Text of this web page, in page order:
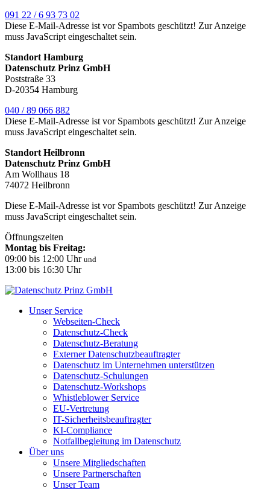
091 22 / 6 93 73 02
Diese E-Mail-Adresse ist vor Spambots geschützt! Zur Anzeige
muss JavaScript eingeschaltet sein.
Standort Hamburg
Datenschutz Prinz GmbH
Poststraße 33
D-20354 Hamburg
040 / 89 066 882
Diese E-Mail-Adresse ist vor Spambots geschützt! Zur Anzeige
muss JavaScript eingeschaltet sein.
Standort Heilbronn
Datenschutz Prinz GmbH
Am Wollhaus 18
74072 Heilbronn
Diese E-Mail-Adresse ist vor Spambots geschützt! Zur Anzeige
muss JavaScript eingeschaltet sein.
Öffnungszeiten
Montag bis Freitag:
09:00 bis 12:00 Uhr und
13:00 bis 16:30 Uhr
Unser Service
Webseiten-Check
Datenschutz-Check
Datenschutz-Beratung
Externer Datenschutzbeauftragter
Datenschutz im Unternehmen unterstützen
Datenschutz-Schulungen
Datenschutz-Workshops
Whistleblower Service
EU-Vertretung
IT-Sicherheitsbeauftragter
KI-Compliance
Notfallbegleitung im Datenschutz
Über uns
Unsere Mitgliedschaften
Unsere Partnerschaften
Unser Team